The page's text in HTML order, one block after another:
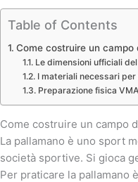
Table of Contents
Come costruire un campo
Le dimensioni ufficiali
I materiali necessari
Preparazione fisica
Come costruire un campo
La pallamano è uno sport
società sportive. Si gioca
Per praticare la pallamano